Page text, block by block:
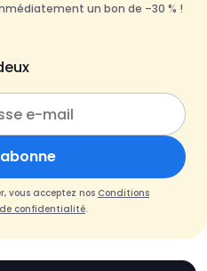
un bon de –30 % !
vous acceptez nos Conditions
confidentialité.